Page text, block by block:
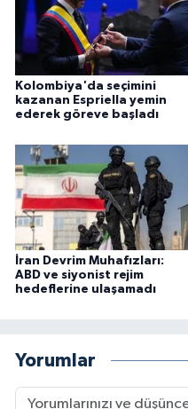
Kolombiya'da seçimini
kazanan Espriella yemin
ederek göreve başladı
İran Devrim Muhafızları:
ABD ve siyonist rejim
hedeflerine ulaşamadı
Yorumlar